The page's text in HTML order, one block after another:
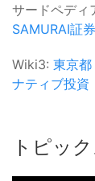
サードペディ
SAMURAI証券
Wiki3: 東京都
ナティブ投資
トピッ